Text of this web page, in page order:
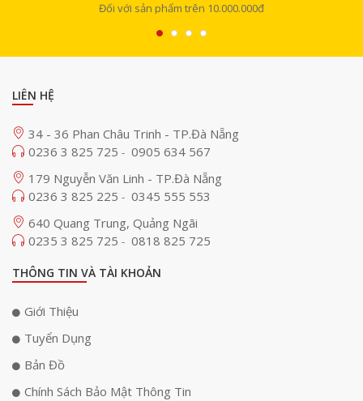
Đối với sản phẩm trên 10.000.000đ
LIÊN HỆ
34 - 36 Phan Châu Trinh - TP.Đà Nẵng
0236 3 825 725 - 0905 634 567
179 Nguyễn Văn Linh - TP.Đà Nẵng
0236 3 825 225 - 0345 555 553
640 Quang Trung, Quảng Ngãi
0235 3 825 725 - 0818 825 725
THÔNG TIN VÀ TÀI KHOẢN
Giới Thiệu
Tuyển Dụng
Bản Đồ
Chính Sách Bảo Mật Thông Tin